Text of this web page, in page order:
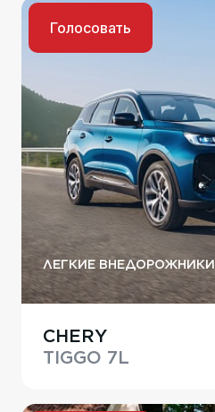
Голосовать
ЛЕГКИЕ ВНЕДОРОЖНИКИ
CHERY
TIGGO 7L